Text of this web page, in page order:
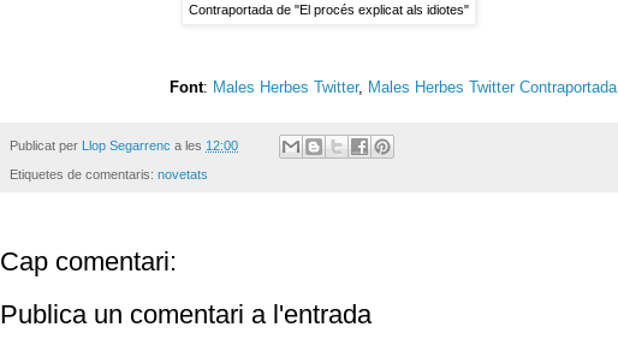
Contraportada de "El procés explicat als idiotes"
Font: Males Herbes Twitter, Males Herbes Twitter Contraportada
Publicat per Llop Segarrenc a les 12:00
Etiquetes de comentaris: novetats
Cap comentari:
Publica un comentari a l'entrada